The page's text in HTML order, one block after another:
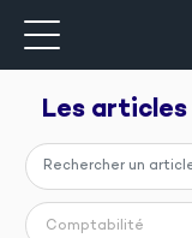
Les articles
Comptabilité